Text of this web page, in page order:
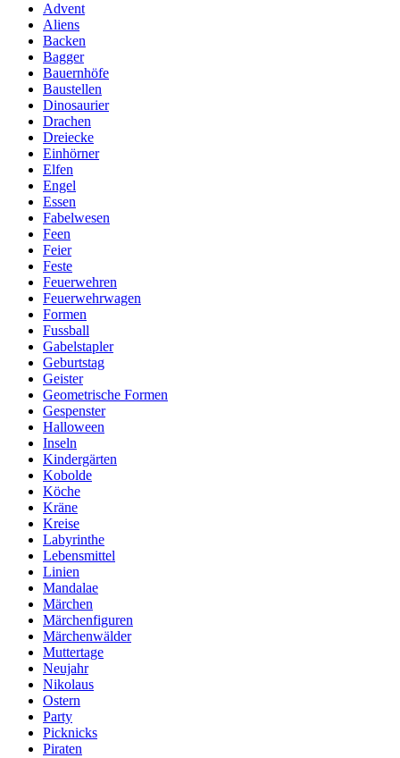
Advent
Aliens
Backen
Bagger
Bauernhöfe
Baustellen
Dinosaurier
Drachen
Dreiecke
Einhörner
Elfen
Engel
Essen
Fabelwesen
Feen
Feier
Feste
Feuerwehren
Feuerwehrwagen
Formen
Fussball
Gabelstapler
Geburtstag
Geister
Geometrische Formen
Gespenster
Halloween
Inseln
Kindergärten
Kobolde
Köche
Kräne
Kreise
Labyrinthe
Lebensmittel
Linien
Mandalae
Märchen
Märchenfiguren
Märchenwälder
Muttertage
Neujahr
Nikolaus
Ostern
Party
Picknicks
Piraten